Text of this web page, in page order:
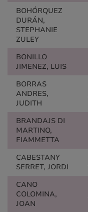
BOHÓRQUEZ
DURÁN,
STEPHANIE
ZULEY
BONILLO
JIMENEZ, LUIS
BORRAS
ANDRES,
JUDITH
BRANDAJS DI
MARTINO,
FIAMMETTA
CABESTANY
SERRET, JORDI
CANO
COLOMINA,
JOAN